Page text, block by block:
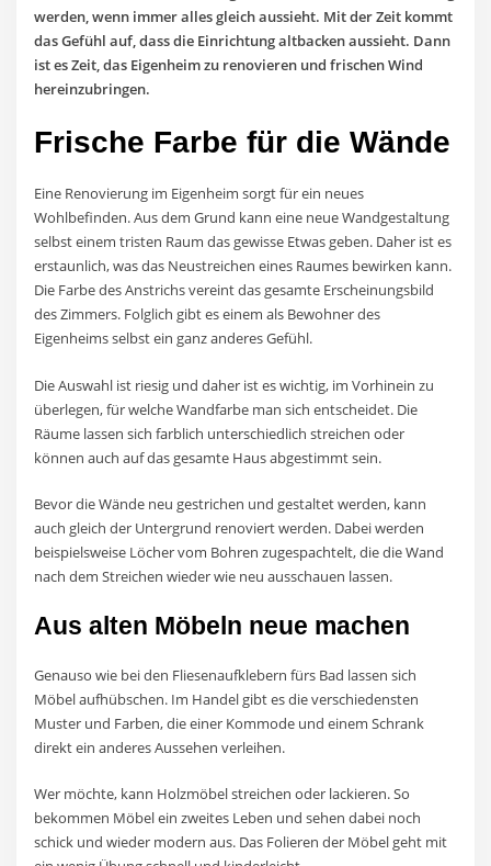
werden, wenn immer alles gleich aussieht. Mit der Zeit kommt
das Gefühl auf, dass die Einrichtung altbacken aussieht. Dann
ist es Zeit, das Eigenheim zu renovieren und frischen Wind
hereinzubringen.
Frische Farbe für die Wände
Eine Renovierung im Eigenheim sorgt für ein neues
Wohlbefinden. Aus dem Grund kann eine neue Wandgestaltung
selbst einem tristen Raum das gewisse Etwas geben. Daher ist es
erstaunlich, was das Neustreichen eines Raumes bewirken kann.
Die Farbe des Anstrichs vereint das gesamte Erscheinungsbild
des Zimmers. Folglich gibt es einem als Bewohner des
Eigenheims selbst ein ganz anderes Gefühl.
Die Auswahl ist riesig und daher ist es wichtig, im Vorhinein zu
überlegen, für welche Wandfarbe man sich entscheidet. Die
Räume lassen sich farblich unterschiedlich streichen oder
können auch auf das gesamte Haus abgestimmt sein.
Bevor die Wände neu gestrichen und gestaltet werden, kann
auch gleich der Untergrund renoviert werden. Dabei werden
beispielsweise Löcher vom Bohren zugespachtelt, die die Wand
nach dem Streichen wieder wie neu ausschauen lassen.
Aus alten Möbeln neue machen
Genauso wie bei den Fliesenaufklebern fürs Bad lassen sich
Möbel aufhübschen. Im Handel gibt es die verschiedensten
Muster und Farben, die einer Kommode und einem Schrank
direkt ein anderes Aussehen verleihen.
Wer möchte, kann Holzmöbel streichen oder lackieren. So
bekommen Möbel ein zweites Leben und sehen dabei noch
schick und wieder modern aus. Das Folieren der Möbel geht mit